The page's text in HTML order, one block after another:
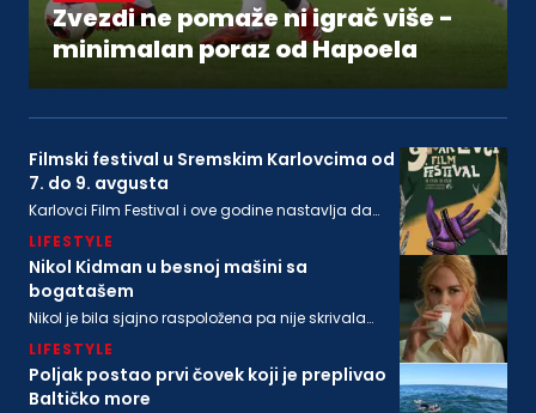
Zvezdi ne pomaže ni igrač više -
minimalan poraz od Hapoela
Filmski festival u Sremskim Karlovcima od
7. do 9. avgusta
Karlovci Film Festival i ove godine nastavlja da
savremenog autorskog izraza
LIFESTYLE
Nikol Kidman u besnoj mašini sa
bogatašem
Nikol je bila sjajno raspoložena pa nije skrivala
biznismenaMajkla Rajstina (55) koji se sve češće
viđa u društvu oskarovke
LIFESTYLE
Poljak postao prvi čovek koji je preplivao
Baltičko more